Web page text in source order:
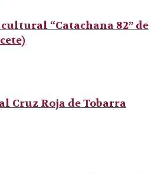
“Catachana 82” de
Cruz Roja de Tobarra